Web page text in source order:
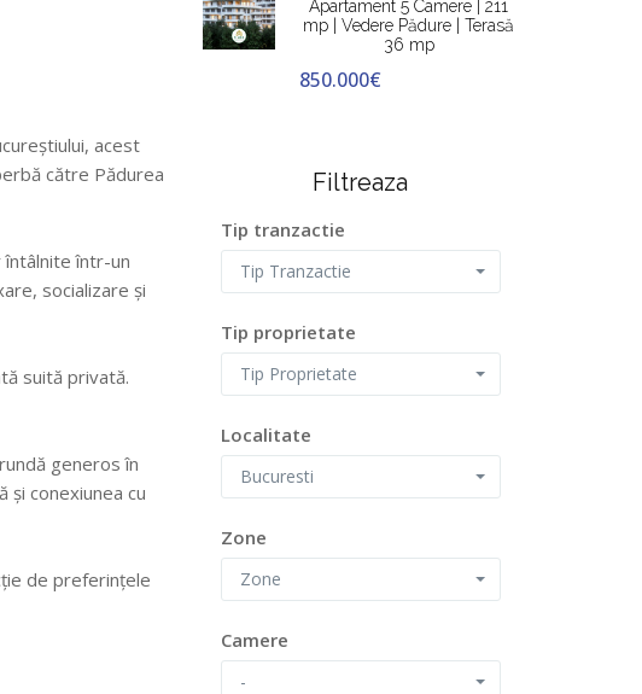
acest
către Pădurea
într-un
socializare și
suită privată.
generos în
și conexiunea cu
de preferințele
Apartament 5 Camere | 211
mp | Vedere Pădure | Terasă
36 mp
850.000€
Filtreaza
Tip tranzactie
Tip Tranzactie
Tip proprietate
Tip Proprietate
Localitate
Bucuresti
Zone
Zone
Camere
-